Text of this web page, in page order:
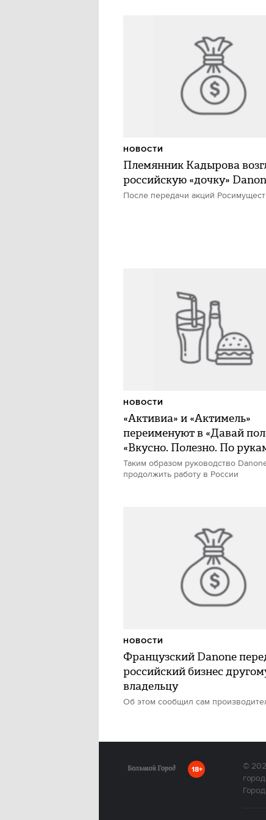
Племянник Кадырова
российскую «дочку»
После передачи акций
НОВОСТИ
«Активиа» и «Актимель»
переименуют в «Давай
«Вкусно. Полезно. По
Таким образом руководство
продолжить работу в России
НОВОСТИ
Французский Danone
российский бизнес
владельцу
Об этом сообщил сам
НОВОСТИ
18+ ©